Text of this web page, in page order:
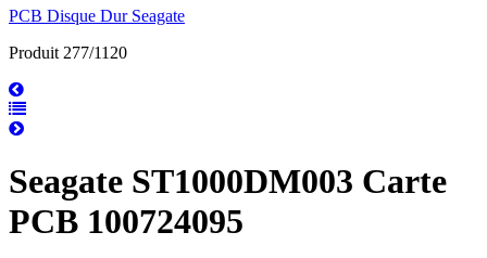
PCB Disque Dur Seagate
Produit 277/1120
Seagate ST1000DM003 Carte
PCB 100724095